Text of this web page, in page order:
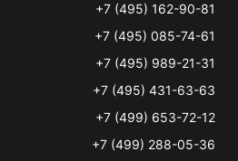
+7 (495) 162-90-81
+7 (495) 085-74-61
+7 (495) 989-21-31
+7 (495) 431-63-63
+7 (499) 653-72-12
+7 (499) 288-05-36